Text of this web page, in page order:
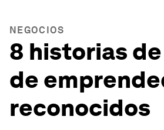
NEGOCIOS
8 historias
de
reconocidos